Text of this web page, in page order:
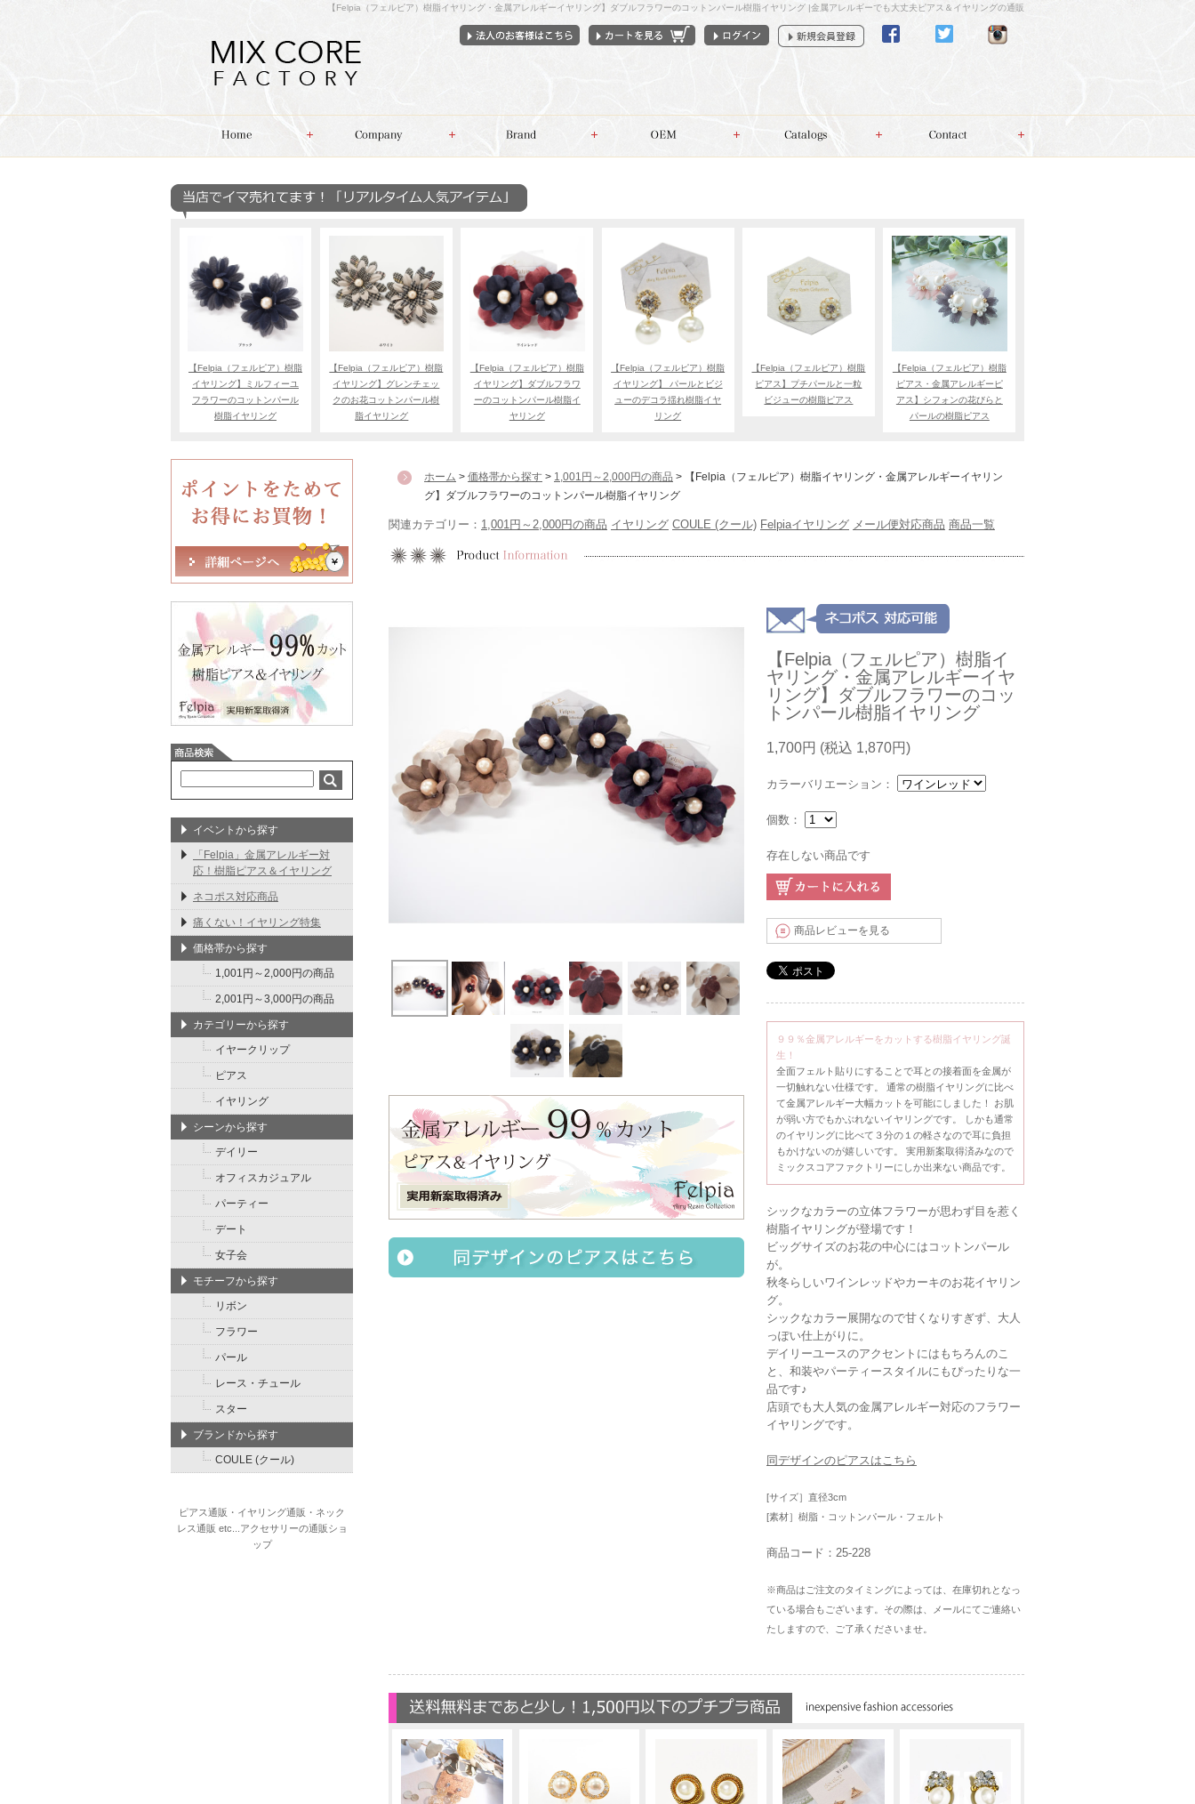
【Felpia（フェルピア）樹脂イヤリング・金属アレルギーイヤリング】ダブルフラワーのコットンパール樹脂イヤリング |金属アレルギーでも大丈夫ピアス＆イヤリングの通販
【Felpia（フェルピア）樹脂
イヤリング】ミルフィーユ
フラワーのコットンパール
樹脂イヤリング
【Felpia（フェルピア）樹脂
イヤリング】グレンチェッ
クのお花コットンパール樹
脂イヤリング
【Felpia（フェルピア）樹脂
イヤリング】ダブルフラワ
ーのコットンパール樹脂イ
ヤリング
【Felpia（フェルピア）樹脂
イヤリング】 パールとビジ
ューのデコラ揺れ樹脂イヤ
リング
【Felpia（フェルピア）樹脂
ピアス】プチパールと一粒
ビジューの樹脂ピアス
【Felpia（フェルピア）樹脂
ピアス・金属アレルギーピ
アス】シフォンの花びらと
パールの樹脂ピアス
ホーム > 価格帯から探す > 1,001円～2,000円の商品 > 【Felpia（フェルピア）樹脂イヤリング・金属アレルギーイヤリン
グ】ダブルフラワーのコットンパール樹脂イヤリング
関連カテゴリー： 1,001円～2,000円の商品 イヤリング COULE (クール) Felpiaイヤリング メール便対応商品 商品一覧
【Felpia（フェルピア）樹脂イ
ヤリング・金属アレルギーイヤ
リング】ダブルフラワーのコッ
トンパール樹脂イヤリング
1,700円 (税込 1,870円)
カラーバリエーション：
個数：
存在しない商品です
商品レビューを見る
９９％金属アレルギーをカットする樹脂イヤリング誕
生！
全面フェルト貼りにすることで耳との接着面を金属が
一切触れない仕様です。 通常の樹脂イヤリングに比べ
て金属アレルギー大幅カットを可能にしました！ お肌
が弱い方でもかぶれないイヤリングです。 しかも通常
のイヤリングに比べて３分の１の軽さなので耳に負担
もかけないのが嬉しいです。 実用新案取得済みなので
ミックスコアファクトリーにしか出来ない商品です。
シックなカラーの立体フラワーが思わず目を惹く
樹脂イヤリングが登場です！
ビッグサイズのお花の中心にはコットンパール
が。
秋冬らしいワインレッドやカーキのお花イヤリン
グ。
シックなカラー展開なので甘くなりすぎず、大人
っぽい仕上がりに。
デイリーユースのアクセントにはもちろんのこ
と、和装やパーティースタイルにもぴったりな一
品です♪
店頭でも大人気の金属アレルギー対応のフラワー
イヤリングです。
同デザインのピアスはこちら
[サイズ］直径3cm
[素材］樹脂・コットンパール・フェルト
商品コード：25-228
※商品はご注文のタイミングによっては、在庫切れとなっ
ている場合もございます。その際は、メールにてご連絡い
たしますので、ご了承くださいませ。
イベントから探す
「Felpia」金属アレルギー対
応！樹脂ピアス＆イヤリング
ネコポス対応商品
痛くない！イヤリング特集
価格帯から探す
1,001円～2,000円の商品
2,001円～3,000円の商品
カテゴリーから探す
イヤークリップ
ピアス
イヤリング
シーンから探す
デイリー
オフィスカジュアル
パーティー
デート
女子会
モチーフから探す
リボン
フラワー
パール
レース・チュール
スター
ブランドから探す
COULE (クール)
ピアス通販・イヤリング通販・ネック
レス通販 etc...アクセサリーの通販ショ
ップ